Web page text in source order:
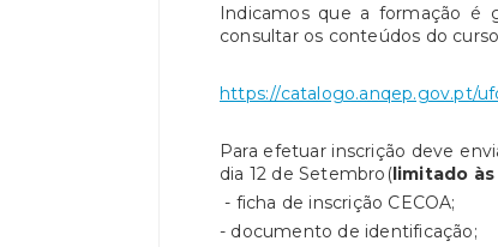
Indicamos que a formação é
consultar os conteúdos do
https://catalogo.anqep.gov.pt/
Para efetuar inscrição deve
dia 12 de Setembro(limitado
- ficha de inscrição CECOA;
- documento de identificação;